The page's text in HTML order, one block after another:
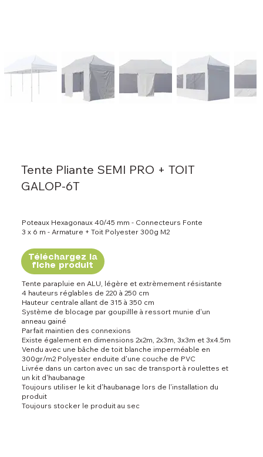
Tente Pliante SEMI PRO + TOIT
GALOP-6T
Poteaux Hexagonaux 40/45 mm - Connecteurs Fonte
3 x 6 m - Armature + Toit Polyester 300g M2
Téléchargez la
fiche produit
Tente parapluie en ALU, légère et extrèmement résistante
4 hauteurs réglables de 220 à 250 cm
Hauteur centrale allant de 315 à 350 cm
Système de blocage par goupillle à ressort munie d'un
anneau gainé
Parfait maintien des connexions
Existe également en dimensions 2x2m, 2x3m, 3x3m et 3x4.5m
Vendu avec une bâche de toit blanche imperméable en
300gr/m2 Polyester enduite d'une couche de PVC
Livrée dans un carton avec un sac de transport à roulettes et
un kit d'haubanage
Toujours utiliser le kit d'haubanage lors de l'installation du
produit
Toujours stocker le produit au sec